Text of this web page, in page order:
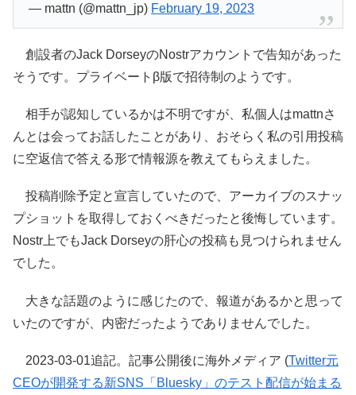
— mattn (@mattn_jp) February 19, 2023
創設者のJack DorseyのNostrアカウントで告知があった
そうです。プライベートβ版で招待制のようです。
相手が認知しているかは不明ですが、私個人はmattnさ
んとは会ってお話したことがあり、おそらく私の引用投稿
に空返信で答える形で情報源を教えてもらえました。
投稿削除予定と宣言していたので、アーカイブのスナッ
プショットを取得しておくべきだったと後悔しています。
Nostr上でもJack Dorseyの肝心の投稿も見つけられません
でした。
大きな話題のように感じたので、報道があるかと思って
いたのですが、内密だったようでありませんでした。
2023-03-01追記。記事公開後に海外メディア (Twitter元
CEOが開発する新SNS「Bluesky」のテスト配信が始まる